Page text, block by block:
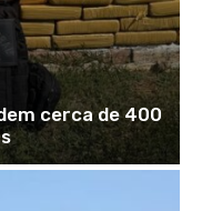
cerca de 400